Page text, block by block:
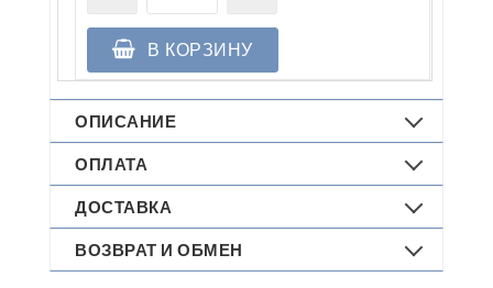
В КОРЗИНУ
ОПИСАНИЕ
ОПЛАТА
ДОСТАВКА
ВОЗВРАТ И ОБМЕН